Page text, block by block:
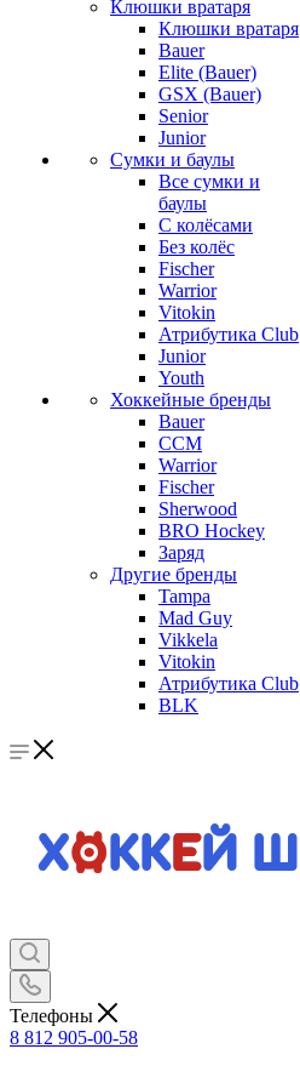
Клюшки вратаря
Клюшки вратаря
Bauer
Elite (Bauer)
GSX (Bauer)
Senior
Junior
Сумки и баулы
Все сумки и
баулы
С колёсами
Без колёс
Fischer
Warrior
Vitokin
Атрибутика Club
Junior
Youth
Хоккейные бренды
Bauer
CCM
Warrior
Fischer
Sherwood
BRO Hockey
Заряд
Другие бренды
Tampa
Mad Guy
Vikkela
Vitokin
Атрибутика Club
BLK
Телефоны
8 812 905-00-58